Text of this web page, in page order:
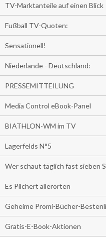
TV-Marktanteile auf einen Blick
Fußball TV-Quoten:
Sensationell!
Niederlande - Deutschland:
PRESSEMITTEILUNG
Media Control eBook-Panel
BIATHLON-WM im TV
Lagerfelds N°5
Wer schaut täglich fast sieben
Es Pilchert allerorten
Geheime Promi-Bücher-
Gratis-E-Book-Aktionen